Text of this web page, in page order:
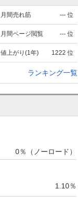
--- 位
月間売れ筋
--- 位
月間ページ閲覧
1222 位
値上がり(1年)
ランキング一覧
0％（ノーロード）
1.10％